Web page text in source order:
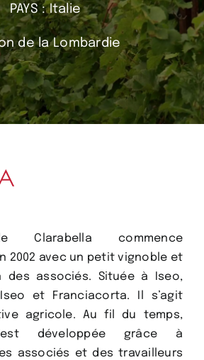
PAYS : Italie
de la Lombardie
Clarabella commence
2002 avec un petit vignoble et
des associés. Située à Iseo,
et Franciacorta. Il s’agit
agricole. Au fil du temps,
développée grâce à
associés et des travailleurs